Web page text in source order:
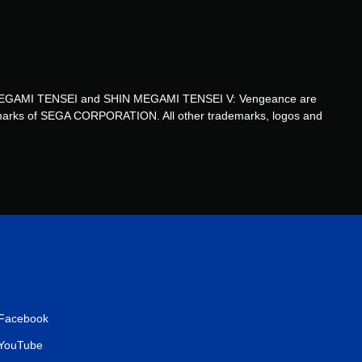
TENSEI and SHIN MEGAMI TENSEI V: Vengeance are
of SEGA CORPORATION. All other trademarks, logos and